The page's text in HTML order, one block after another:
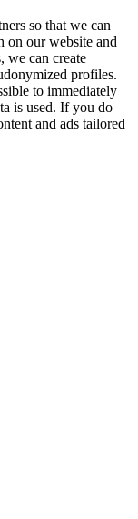
so that we can
on our website and
we can create
profiles.
to immediately
is used. If you do
and ads tailored